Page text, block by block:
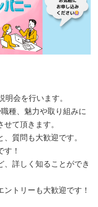
会を行います。
種、魅力や取り組みに
て頂きます。
質問も大歓迎です。
！
詳しく知ることができ
トリーも大歓迎です！